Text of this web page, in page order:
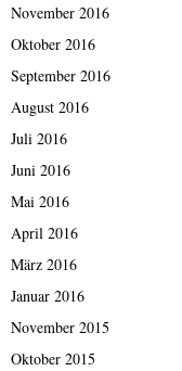
November 2016
Oktober 2016
September 2016
August 2016
Juli 2016
Juni 2016
Mai 2016
April 2016
März 2016
Januar 2016
November 2015
Oktober 2015